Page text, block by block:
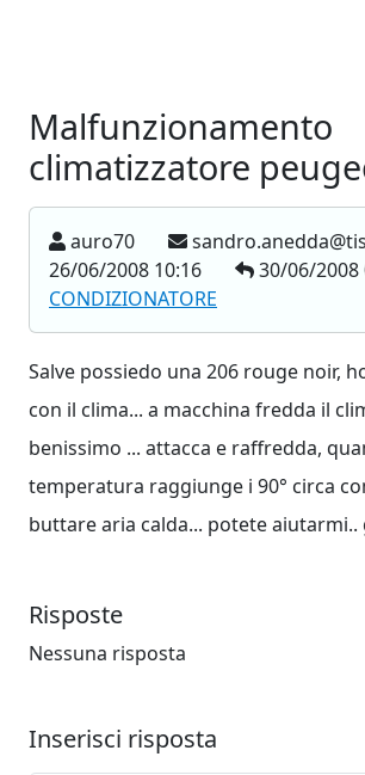
Malfunzionamento
climatizzatore
auro70
26/06/2008 10:16
30/06/2008
CONDIZIONATORE
Salve possiedo una 206 rouge noir,
con il clima... a macchina fredda il
benissimo ... attacca e raffredda,
temperatura raggiunge i 90° circa
buttare aria calda... potete aiutarmi..
Risposte
Nessuna risposta
Inserisci risposta